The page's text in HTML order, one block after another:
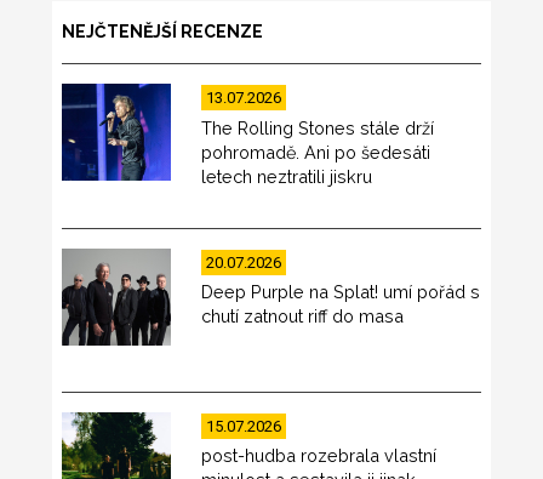
NEJČTENĚJŠÍ RECENZE
13.07.2026
The Rolling Stones stále drží
pohromadě. Ani po šedesáti
letech neztratili jiskru
20.07.2026
Deep Purple na Splat! umí pořád s
chutí zatnout riff do masa
15.07.2026
post-hudba rozebrala vlastní